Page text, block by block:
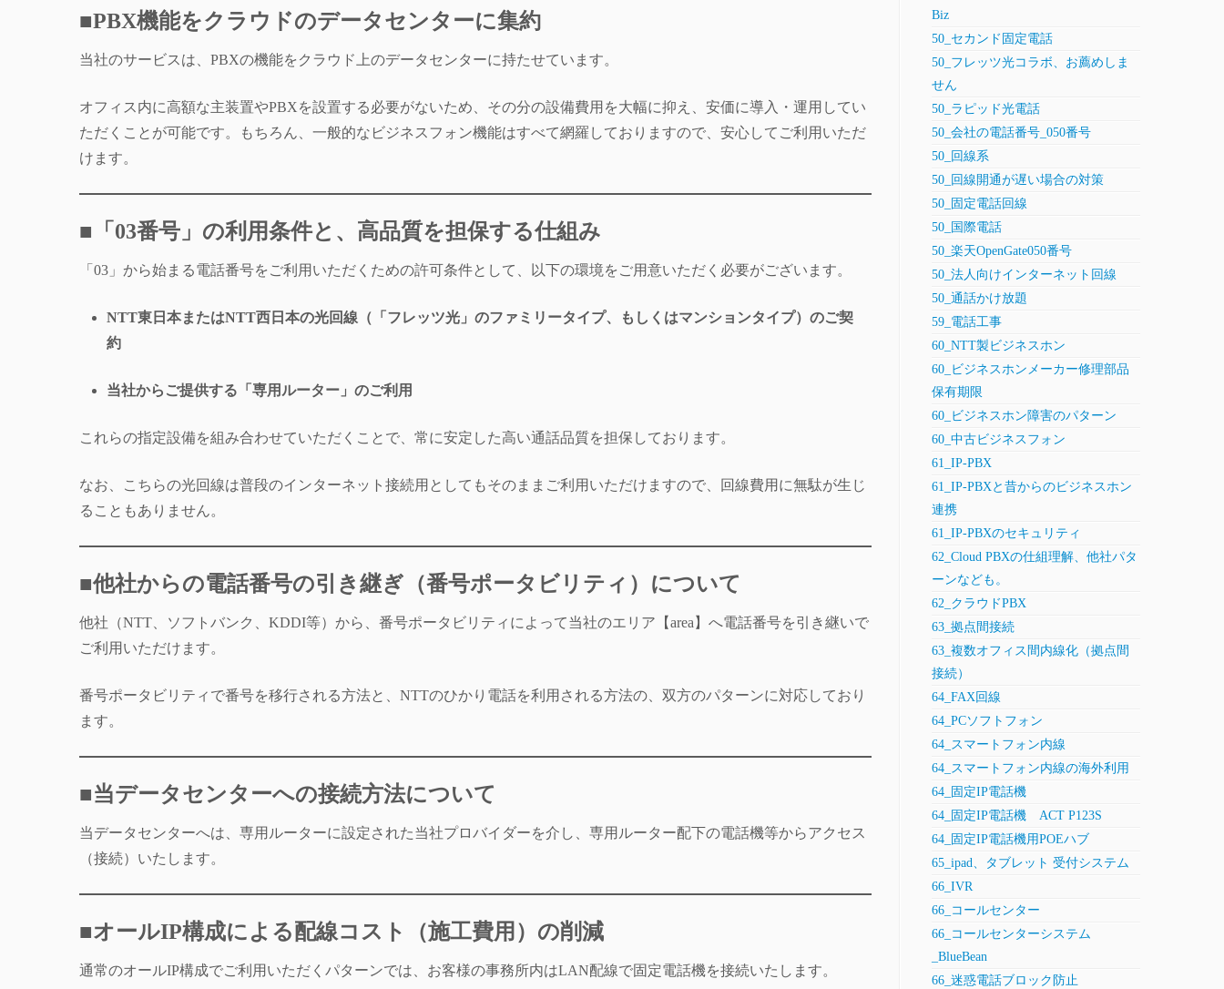
■PBX機能をクラウドのデータセンターに集約
当社のサービスは、PBXの機能をクラウド上のデータセンターに持たせています。
オフィス内に高額な主装置やPBXを設置する必要がないため、その分の設備費用を大幅に抑え、安価に導入・運用してい
ただくことが可能です。もちろん、一般的なビジネスフォン機能はすべて網羅しておりますので、安心してご利用いただ
けます。
■「03番号」の利用条件と、高品質を担保する仕組み
「03」から始まる電話番号をご利用いただくための許可条件として、以下の環境をご用意いただく必要がございます。
NTT東日本またはNTT西日本の光回線（「フレッツ光」のファミリータイプ、もしくはマンションタイプ）のご契
約
当社からご提供する「専用ルーター」のご利用
これらの指定設備を組み合わせていただくことで、常に安定した高い通話品質を担保しております。
なお、こちらの光回線は普段のインターネット接続用としてもそのままご利用いただけますので、回線費用に無駄が生じ
ることもありません。
■他社からの電話番号の引き継ぎ（番号ポータビリティ）について
他社（NTT、ソフトバンク、KDDI等）から、番号ポータビリティによって当社のエリア【area】へ電話番号を引き継いで
ご利用いただけます。
番号ポータビリティで番号を移行される方法と、NTTのひかり電話を利用される方法の、双方のパターンに対応しており
ます。
■当データセンターへの接続方法について
当データセンターへは、専用ルーターに設定された当社プロバイダーを介し、専用ルーター配下の電話機等からアクセス
（接続）いたします。
■オールIP構成による配線コスト（施工費用）の削減
通常のオールIP構成でご利用いただくパターンでは、お客様の事務所内はLAN配線で固定電話機を接続いたします。
Biz
50_セカンド固定電話
50_フレッツ光コラボ、お薦めしま
せん
50_ラピッド光電話
50_会社の電話番号_050番号
50_回線系
50_回線開通が遅い場合の対策
50_固定電話回線
50_国際電話
50_楽天OpenGate050番号
50_法人向けインターネット回線
50_通話かけ放題
59_電話工事
60_NTT製ビジネスホン
60_ビジネスホンメーカー修理部品
保有期限
60_ビジネスホン障害のパターン
60_中古ビジネスフォン
61_IP-PBX
61_IP-PBXと昔からのビジネスホン
連携
61_IP-PBXのセキュリティ
62_Cloud PBXの仕組理解、他社パタ
ーンなども。
62_クラウドPBX
63_拠点間接続
63_複数オフィス間内線化（拠点間
接続）
64_FAX回線
64_PCソフトフォン
64_スマートフォン内線
64_スマートフォン内線の海外利用
64_固定IP電話機
64_固定IP電話機 ACT P123S
64_固定IP電話機用POEハブ
65_ipad、タブレット 受付システム
66_IVR
66_コールセンター
66_コールセンターシステム
_BlueBean
66_迷惑電話ブロック防止